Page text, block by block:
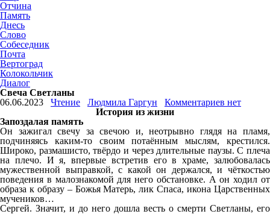
Отчина
Память
Днесь
Слово
Собеседник
Почта
Вертоград
Колокольчик
Диалог
Свеча Светланы
06.06.2023
Чтение Людмила Гаргун
Комментариев нет
История из жизни
Запоздалая память
Он зажигал свечу за свечою и, неотрывно глядя на пламя,
подчиняясь каким-то своим потаённым мыслям, крестился.
Широко, размашисто, твёрдо и через длительные паузы. С плеча
на плечо. И я, впервые встретив его в храме, залюбовалась
мужественной выправкой, с какой он держался, и чёткостью
поведения в малознакомой для него обстановке. А он ходил от
образа к образу – Божья Матерь, лик Спаса, икона Царственных
мучеников…
Сергей. Значит, и до него дошла весть о смерти Светланы, его